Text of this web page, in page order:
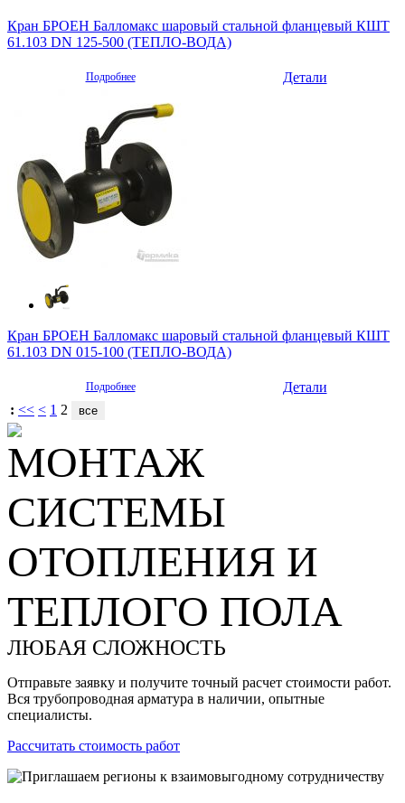
Кран БРОЕН Балломакс шаровый стальной фланцевый КШТ
61.103 DN 125-500 (ТЕПЛО-ВОДА)
Подробнее Детали
Кран БРОЕН Балломакс шаровый стальной фланцевый КШТ
61.103 DN 015-100 (ТЕПЛО-ВОДА)
Подробнее
Детали
: << < 1 2
МОНТАЖ
СИСТЕМЫ
ОТОПЛЕНИЯ И
ТЕПЛОГО ПОЛА
ЛЮБАЯ СЛОЖНОСТЬ
Отправьте заявку и получите точный расчет стоимости работ.
Вся трубопроводная арматура в наличии, опытные
специалисты.
Рассчитать стоимость работ